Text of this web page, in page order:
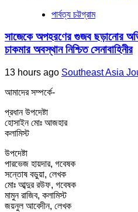
পার্বত্য চট্টগ্রাম
সাজেকে অপহরণের গুজব ছড়ানোর
চাকমার অবস্থান নিশ্চিত সেনাবাহিনীর
13 hours ago Southeast Asia
আমাদের সম্পর্কে-
প্রধান উপদেষ্টা
হোসাইন মোঃ আজহার
কলামিস্ট
উপদেষ্টা
পারভেজ হায়দার, গবেষক
সন্তোষ বড়ুয়া, লেখক
মোঃ আব্দুর রউফ, গবেষক
মামুন রাজিব, কলামিস্ট
জয়নুল আবেদীন, লেখক